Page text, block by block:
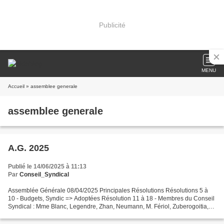
Publicité
MENU
Accueil » assemblee generale
assemblee generale
A.G. 2025
Publié le 14/06/2025 à 11:13
Par Conseil_Syndical
Assemblée Générale 08/04/2025 Principales Résolutions Résolutions 5 à
10 - Budgets, Syndic => Adoptées Résolution 11 à 18 - Membres du Conseil
Syndical : Mme Blanc, Legendre, Zhan, Neumann, M. Fériol, Zuberogoitia,